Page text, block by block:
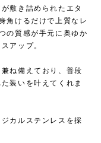
敷き詰められたエタ
角けるだけで上質なレ
の質感が手元に奥ゆか
アップ。
ね備えており、普段
装いを叶えてくれま
カルステンレスを採